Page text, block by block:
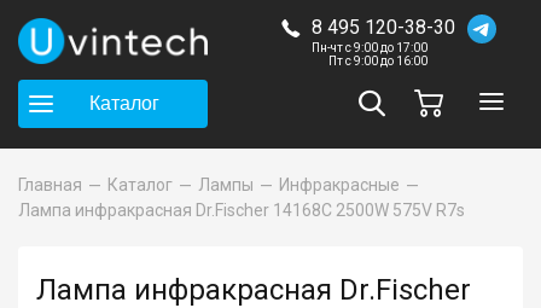
8 495 120-38-30
Пн-чт с 9:00 до 17:00
Пт с 9:00 до 16:00
Каталог
Главная Каталог Лампы
Инфракрасные
Лампа инфракрасная Dr.Fischer 14168C 2500W 575V R7s
Лампа инфракрасная Dr.Fischer